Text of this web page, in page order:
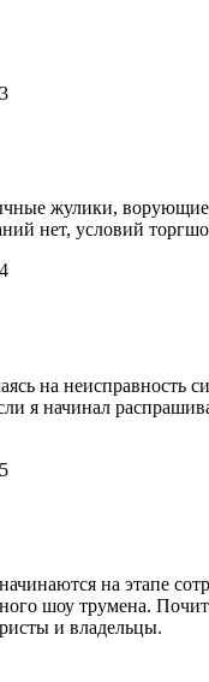
жулики, ворующие
нет, условий
на
я начинал
на этапе
шоу трумена.
и владельцы.